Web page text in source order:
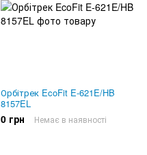
Орбітрек EcoFit E-621E/HB
8157EL
0 грн Немає в наявності